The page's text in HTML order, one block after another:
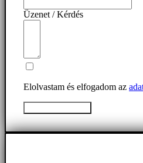
Üzenet / Kérdés
Elolvastam és elfogadom az